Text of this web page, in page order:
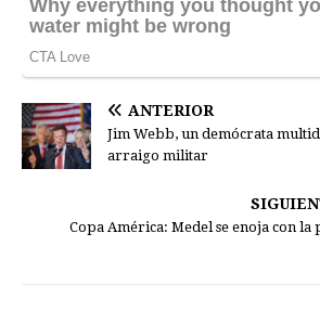
ANTERIOR
Jim Webb, un demócrata
arraigo militar
Copa América: Medel se enoja con la